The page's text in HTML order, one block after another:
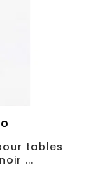
tables
...